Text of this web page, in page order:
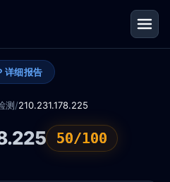
详细报告
测/210.231.178.225
50/100